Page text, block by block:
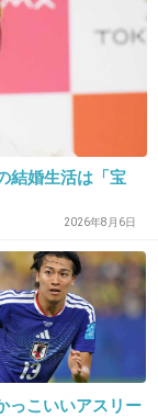
ち着いたの
-5
結婚生活は「宝
2026年8月6日
っこいいアスリー